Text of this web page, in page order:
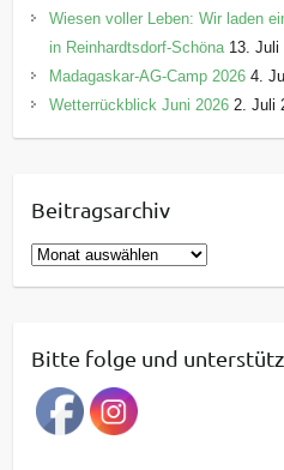
Wiesen voller Leben: Wir laden
in Reinhardtsdorf-Schöna 13. Juli
Madagaskar-AG-Camp 2026 4.
Wetterrückblick Juni 2026 2. Juli
Beitragsarchiv
B
e
r
a
g
Bitte folge und